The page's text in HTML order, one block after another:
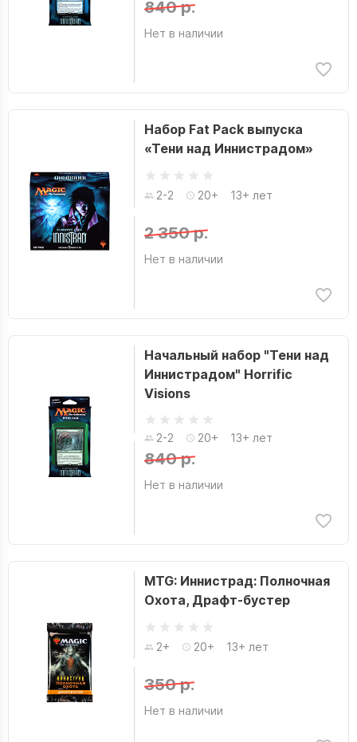
840 р.
Нет в наличии
Набор Fat Pack выпуска
«Тени над Иннистрадом»
2-2 20+ 13+ лет
2 350 р.
Нет в наличии
Начальный набор "Тени над
Иннистрадом" Horrific
Visions
2-2 20+ 13+ лет
840 р.
Нет в наличии
MTG: Иннистрад: Полночная
Охота, Драфт-бустер
2+ 20+ 13+ лет
350 р.
Нет в наличии